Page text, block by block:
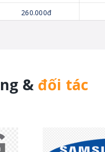
260.000đ
& đối tác